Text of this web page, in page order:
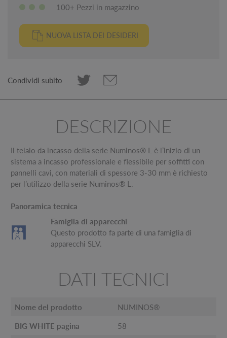
100+ Pezzi in magazzino
NUOVA LISTA DEI DESIDERI
Condividi subito
DESCRIZIONE
Il telaio da incasso della serie Numinos® L è l’inizio di un
sistema a incasso professionale e flessibile per soffitti con
pannelli cavi, con materiali di spessore 3-30 mm è richiesto
per l’utilizzo della serie Numinos® L.
Panoramica tecnica
Famiglia di apparecchi
Questo prodotto fa parte di una famiglia di
apparecchi SLV.
DATI TECNICI
Nome del prodotto NUMINOS®
BIG WHITE pagina 58